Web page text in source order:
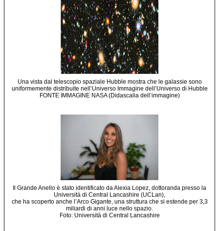
Una vista dal telescopio spaziale Hubble mostra che le galassie sono
uniformemente distribuite nell’Universo Immagine dell’Universo di Hubble
FONTE IMMAGINE NASA (Didascalia dell’immagine)
Il Grande Anello è stato identificato da Alexia Lopez, dottoranda presso la
Università di Central Lancashire (UCLan),
che ha scoperto anche l’Arco Gigante, una struttura che si estende per 3,3
miliardi di anni luce nello spazio.
Foto: Università di Central Lancashire